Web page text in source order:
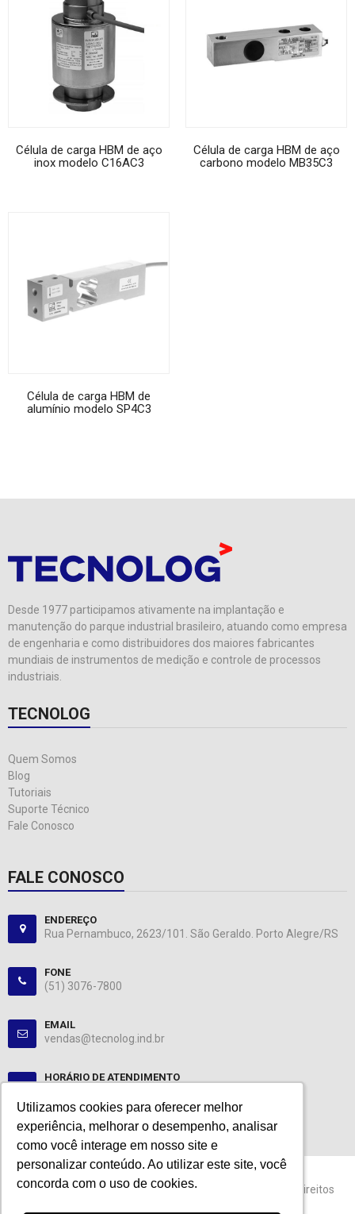
Utilizamos cookies para oferecer melhor
experiência, melhorar o desempenho, analisar
como você interage em nosso site e
personalizar conteúdo. Ao utilizar este site, você
concorda com o uso de cookies.
Utilizamos cookies para oferecer melhor
experiência, melhorar o desempenho, analisar
como você interage em nosso site e
personalizar conteúdo. Ao utilizar este site, você
concorda com o uso de cookies.
Célula de carga HBM de aço
inox modelo C16AC3
Célula de carga HBM de aço
carbono modelo MB35C3
Célula de carga HBM de
alumínio modelo SP4C3
Desde 1977 participamos ativamente na implantação e
manutenção do parque industrial brasileiro, atuando como empresa
de engenharia e como distribuidores dos maiores fabricantes
mundiais de instrumentos de medição e controle de processos
industriais.
TECNOLOG
Quem Somos
Blog
Tutoriais
Suporte Técnico
Fale Conosco
FALE CONOSCO
ENDEREÇO
Rua Pernambuco, 2623/101. São Geraldo. Porto Alegre/RS
FONE
(51) 3076-7800
EMAIL
vendas@tecnolog.ind.br
HORÁRIO DE ATENDIMENTO
© 2024 Tecnolog. CNPJ: 89.401.335/0001-25. Todos os direitos